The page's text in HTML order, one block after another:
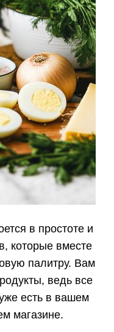
в простоте и
которые вместе
палитру. Вам
ведь все
есть в вашем
магазине.